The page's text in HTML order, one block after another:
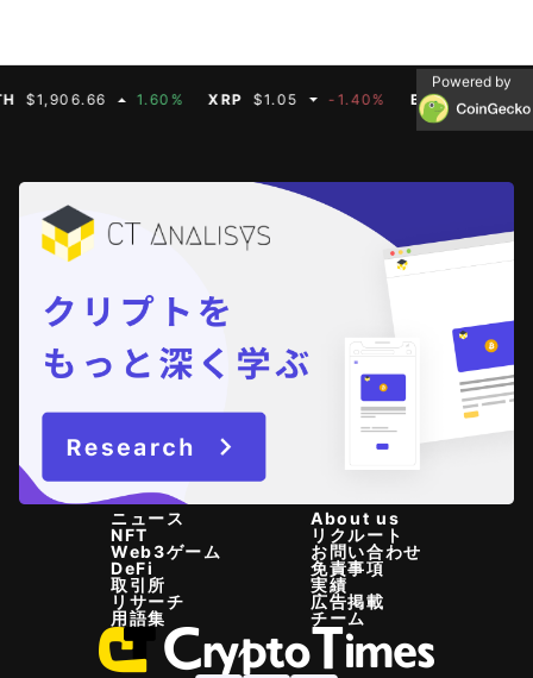
1.60% XRP $1.05 -1.40% BNB $592.50
Powered by
ニュース
NFT
Web3ゲーム
DeFi
取引所
リサーチ
用語集
About us
リクルート
お問い合わせ
免責事項
実績
広告掲載
チーム